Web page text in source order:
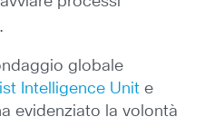
globale
Intelligence Unit e
evidenziato la volontà